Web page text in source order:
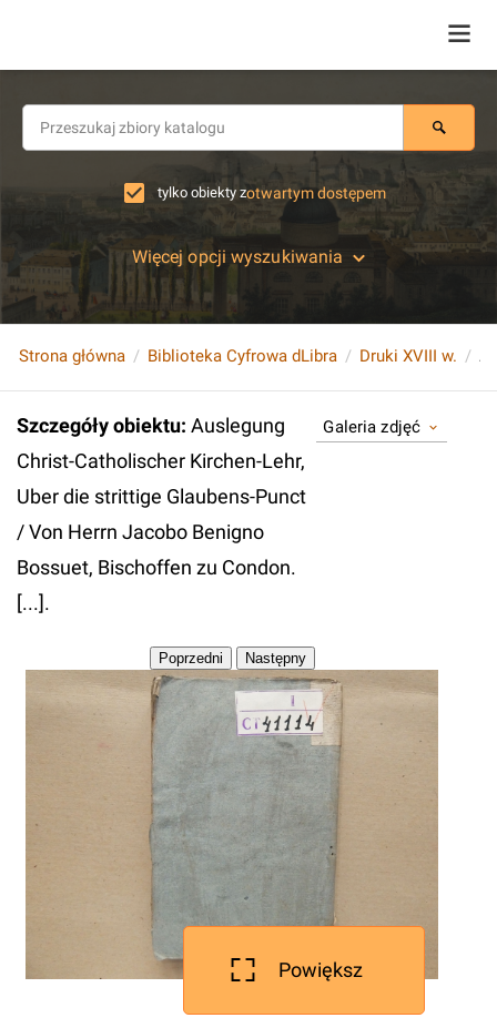
tylko obiekty zotwartym dostępem
Więcej opcji wyszukiwania
Strona główna Biblioteka Cyfrowa dLibra Druki XVIII w.
Szczegóły obiektu: Auslegung
Christ-Catholischer Kirchen-Lehr,
Uber die strittige Glaubens-Punct
/ Von Herrn Jacobo Benigno
Bossuet, Bischoffen zu Condon.
[...].
Galeria zdjęć
Powiększ